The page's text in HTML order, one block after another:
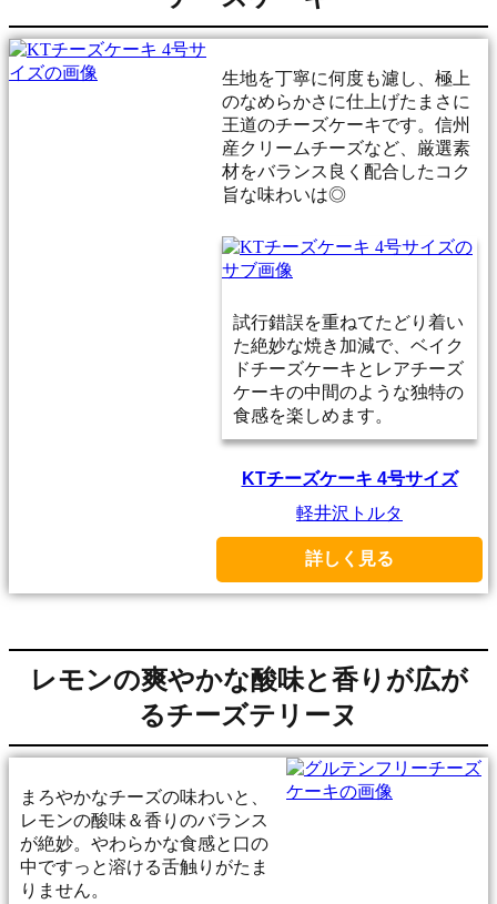
生地を丁寧に何度も濾し、極上
のなめらかさに仕上げたまさに
王道のチーズケーキです。信州
産クリームチーズなど、厳選素
材をバランス良く配合したコク
旨な味わいは◎
試行錯誤を重ねてたどり着い
た絶妙な焼き加減で、ベイク
ドチーズケーキとレアチーズ
ケーキの中間のような独特の
食感を楽しめます。
KTチーズケーキ 4号サイズ
軽井沢トルタ
詳しく見る
レモンの爽やかな酸味と香りが広が
るチーズテリーヌ
まろやかなチーズの味わいと、
レモンの酸味＆香りのバランス
が絶妙。やわらかな食感と口の
中ですっと溶ける舌触りがたま
りません。